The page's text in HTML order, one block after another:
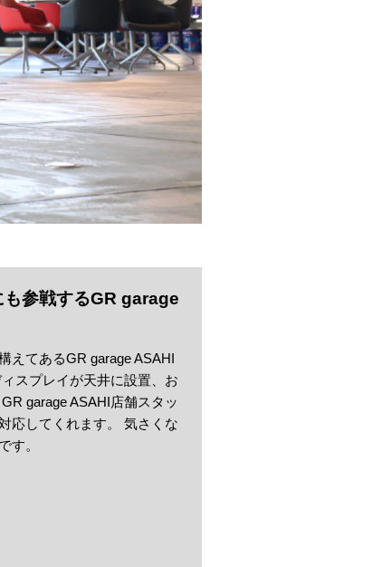
参戦するGR garage
えてあるGR garage ASAHI
スプレイが天井に設置、お
garage ASAHI店舗スタッ
応してくれます。 気さくな
す。